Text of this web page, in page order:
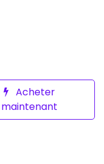
Acheter
maintenant